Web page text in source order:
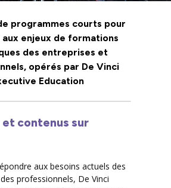
programmes courts pour
enjeux de formations
des entreprises et
opérés par De Vinci
Education
contenus sur
aux besoins actuels des
professionnels, De Vinci